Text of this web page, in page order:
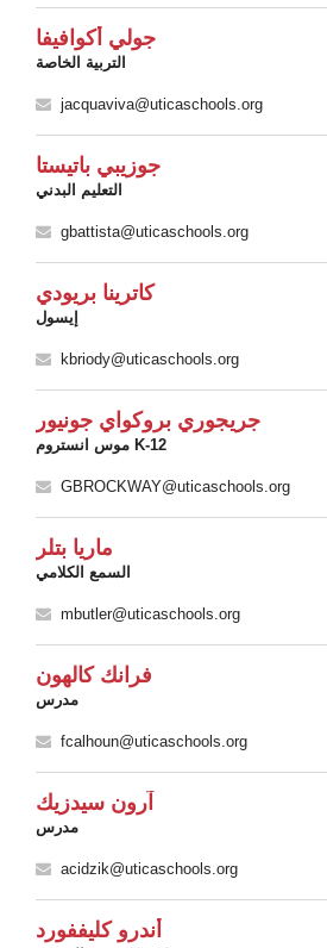
جولي أكوافيفا
التربية الخاصة
jacquaviva@uticaschools.org
جوزيبي باتيستا
التعليم البدني
gbattista@uticaschools.org
كاترينا بريودي
إيسول
kbriody@uticaschools.org
جريجوري بروكواي جونيور
موس انستروم K-12
GBROCKWAY@uticaschools.org
ماريا بتلر
السمع الكلامي
mbutler@uticaschools.org
فرانك كالهون
مدرس
fcalhoun@uticaschools.org
آرون سيدزيك
مدرس
acidzik@uticaschools.org
أندرو كليففورد